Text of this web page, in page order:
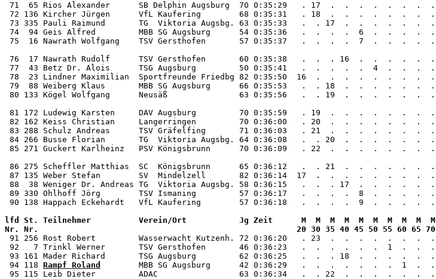
71  65 Rios Alexander      SB Delphin Augsburg  70 0:35:29   . 17  .  .  .  .  .  .  .  .
72 136 Kircher Jürgen      VfL Kaufering        68 0:35:31   . 18  .  .  .  .  .  .  .  .
73 335 Pauli Raimund       TG  Viktoria Augsbg. 63 0:35:33   .  . 17  .  .  .  .  .  .  .
74  94 Geis Alfred         MBB SG Augsburg      54 0:35:36   .  .  .  .  6  .  .  .  .  .
75  16 Nawrath Wolfgang    TSV Gersthofen       57 0:35:37   .  .  .  .  7  .  .  .  .  .
76  17 Nawrath Rudolf      TSV Gersthofen       60 0:35:38   .  .  . 16  .  .  .  .  .  .
77  43 Betz Dr. Alois      TSG Augsburg         50 0:35:41   .  .  .  .  .  4  .  .  .  .
78  23 Lindner Maximilian  Sportfreunde Friedbg 82 0:35:50  16  .  .  .  .  .  .  .  .  .
79  88 Weiberg Klaus       MBB SG Augsburg      66 0:35:53   .  . 18  .  .  .  .  .  .  .
80 133 Kögel Wolfgang      Neusäß               63 0:35:56   .  . 19  .  .  .  .  .  .  .
81 172 Ludewig Karsten     DAV Augsburg         70 0:35:59   . 19  .  .  .  .  .  .  .  .
82 162 Keiss Christian     Langerringen         70 0:36:00   . 20  .  .  .  .  .  .  .  .
83 288 Schulz Andreas      TSV Gräfelfing       71 0:36:03   . 21  .  .  .  .  .  .  .  .
84 266 Busse Florian       TG  Viktoria Augsbg. 64 0:36:08   .  . 20  .  .  .  .  .  .  .
85 271 Guckert Karlheinz   PSV Königsbrunn      70 0:36:09   . 22  .  .  .  .  .  .  .  .
86 275 Scheffler Matthias  SC  Königsbrunn      65 0:36:12   .  . 21  .  .  .  .  .  .  .
87 135 Weber Stefan        SV  Mindelzell       82 0:36:14  17  .  .  .  .  .  .  .  .  .
88  38 Weniger Dr. Andreas TG  Viktoria Augsbg. 58 0:36:15   .  .  . 17  .  .  .  .  .  .
89 330 Ohlhoff Jörg        TSV Ismaning         57 0:36:17   .  .  .  .  8  .  .  .  .  .
lfd St. Teilnehmer          Verein/Ort           Jg Zeit      M  M  M  M  M  M  M  M  M  M
Nr. Nr.                                                      20 30 35 40 45 50 55 60 65 70
91 256 Rost Robert         Wasserwacht Kutzenh. 72 0:36:20   . 23  .  .  .  .  .  .  .  .
92   7 Trinkl Werner       TSV Gersthofen       46 0:36:23   .  .  .  .  .  .  1  .  .  .
93 161 Mader Richard       TSG Augsburg         62 0:36:25   .  .  . 18  .  .  .  .  .  .
94 118 Rampf Roland
        MBB SG Augsburg      42 0:36:29   .  .  .  .  .  .  .  1  .  .
95 115 Leib Dieter         ADAC                 63 0:36:34   .  . 22  .  .  .  .  .  .  .